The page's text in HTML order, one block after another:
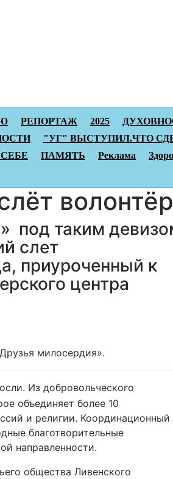
РЕПОРТАЖ 2025
"УГ" ВЫСТУПИЛ.ЧТО
ПАМЯТЬ Реклама
под таким
слет
приуроченный к
центра
милосердия».
Из добровольческого
объединяет более 10
и религии. Координационный
благотворительные
направленности.
общества Ливенского